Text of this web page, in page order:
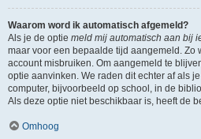
Waarom word ik automatisch afgemeld?
Als je de optie meld mij automatisch aan bij
maar voor een bepaalde tijd aangemeld. Zo
account misbruiken. Om aangemeld te
optie aanvinken. We raden dit echter af als
computer, bijvoorbeeld op school, in de
Als deze optie niet beschikbaar is, heeft de
Omhoog